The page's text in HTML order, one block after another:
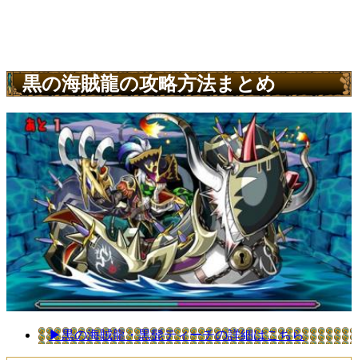
黒の海賊龍の攻略方法まとめ
▶︎黒の海賊龍・黒髭ティーチの詳細はこちら